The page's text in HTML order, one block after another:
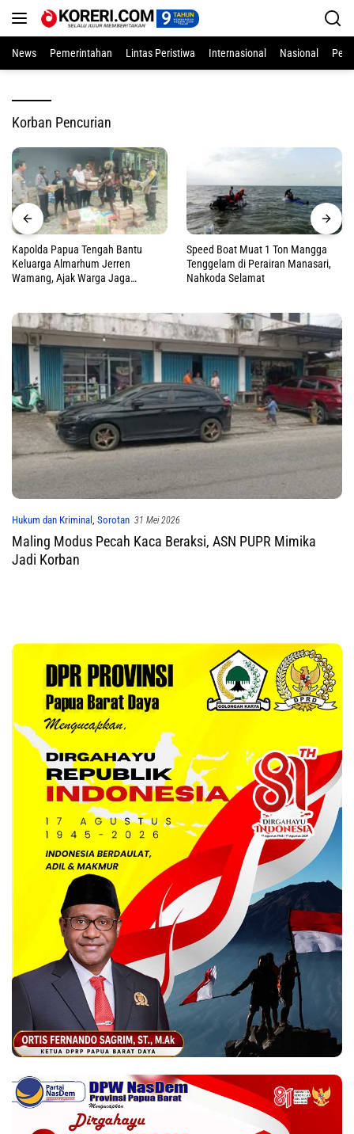
News
Pemerintahan Lintas Peristiwa Internasional Nasional
Korban Pencurian
Kapolda Papua Tengah Bantu
Keluarga Almarhum Jerren
Wamang, Ajak Warga Jaga
Speed Boat Muat 1 Ton Mangga
Tenggelam di Perairan Manasari,
Nahkoda Selamat
Hukum dan Kriminal , Sorotan 31 Mei 2026
Maling Modus Pecah Kaca Beraksi, ASN PUPR Mimika
Jadi Korban